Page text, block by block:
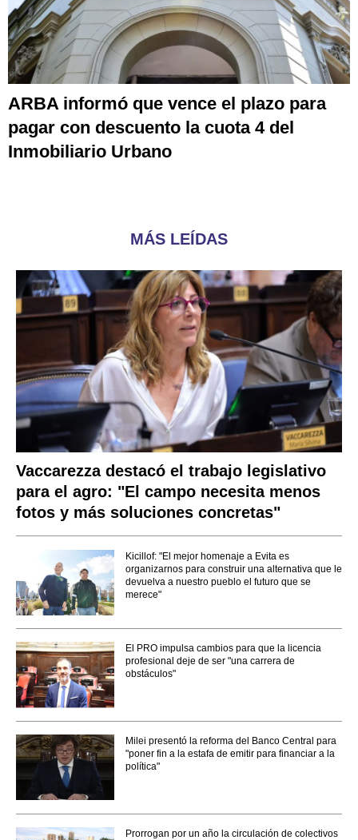
ARBA informó que vence el plazo para
pagar con descuento la cuota 4 del
Inmobiliario Urbano
MÁS LEÍDAS
Vaccarezza destacó el trabajo legislativo
para el agro: "El campo necesita menos
fotos y más soluciones concretas"
Kicillof: "El mejor homenaje a Evita es
organizarnos para construir una alternativa que le
devuelva a nuestro pueblo el futuro que se
merece"
El PRO impulsa cambios para que la licencia
profesional deje de ser "una carrera de
obstáculos"
Milei presentó la reforma del Banco Central para
"poner fin a la estafa de emitir para financiar a la
política"
Prorrogan por un año la circulación de colectivos